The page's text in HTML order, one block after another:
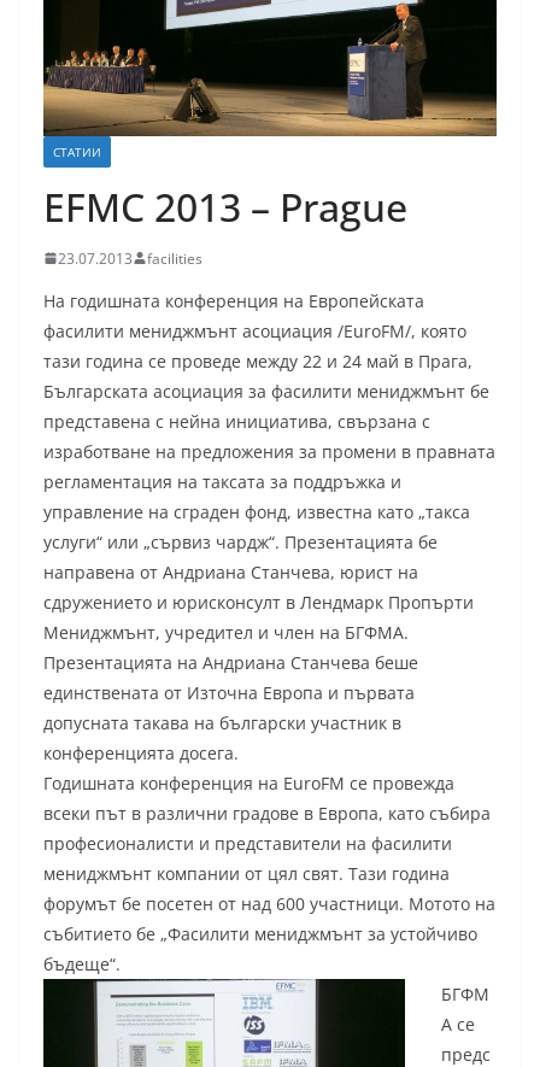
СТАТИИ
EFMC 2013 – Prague
23.07.2013 facilities
На годишната конференция на Европейската
фасилити мениджмънт асоциация /EuroFM/, която
тази година се проведе между 22 и 24 май в Прага,
Българската асоциация за фасилити мениджмънт бе
представена с нейна инициатива, свързана с
изработване на предложения за промени в правната
регламентация на таксата за поддръжка и
управление на сграден фонд, известна като „такса
услуги“ или „сървиз чардж“. Презентацията бе
направена от Андриана Станчева, юрист на
сдружението и юрисконсулт в Лендмарк Пропърти
Мениджмънт, учредител и член на БГФМА.
Презентацията на Андриана Станчева беше
единствената от Източна Европа и първата
допусната такава на български участник в
конференцията досега.
Годишната конференция на EuroFM се провежда
всеки път в различни градове в Европа, като събира
професионалисти и представители на фасилити
мениджмънт компании от цял свят. Тази година
форумът бе посетен от над 600 участници. Мотото на
събитието бе „Фасилити мениджмънт за устойчиво
бъдеще“.
БГФМ
А се
предс